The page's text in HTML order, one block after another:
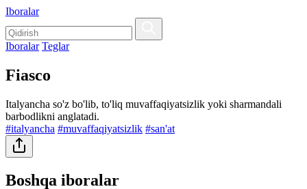
Iboralar
Iboralar Teglar
Fiasco
Italyancha so'z bo'lib, to'liq muvaffaqiyatsizlik yoki sharmandali
barbodlikni anglatadi.
#italyancha #muvaffaqiyatsizlik #san'at
Boshqa iboralar